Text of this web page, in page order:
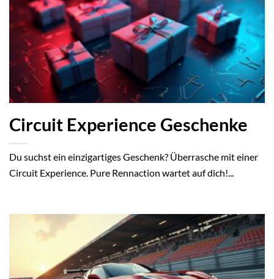
Circuit Experience Geschenke
Du suchst ein einzigartiges Geschenk? Überrasche mit einer
Circuit Experience. Pure Rennaction wartet auf dich!...